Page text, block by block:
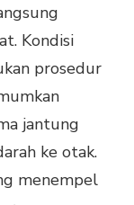
Kondisi
prosedur
jantung
ke otak.
menempel